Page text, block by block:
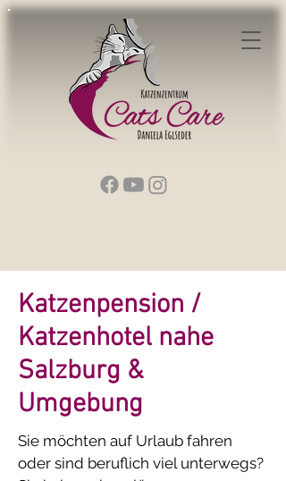
Katzenpension /
Katzenhotel nahe
Salzburg &
Umgebung
Sie möchten auf Urlaub fahren
oder sind beruflich viel unterwegs?